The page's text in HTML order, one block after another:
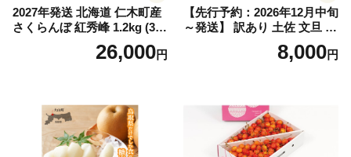
2027年発送 北海道 仁木町産
さくらんぼ 紅秀峰 1.2kg (300
g×4パック) Lサイズ以上 旬
桜桃 産地直送 サクランボ チ
26,000円
【先行予約：2026年12月中旬
～発送】 訳あり 土佐 文旦 8k
g (Mサイズ以上サイズミック
ス) 8000円 わけあり ぶんた
産 農家直送 期間限定 特産品
サイズミックス くらもとフ
ァーム 愛南町 愛媛県
8,000円